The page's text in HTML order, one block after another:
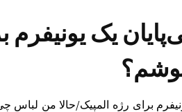
یک یونیفرم
برای رژه المپیک/حالا من